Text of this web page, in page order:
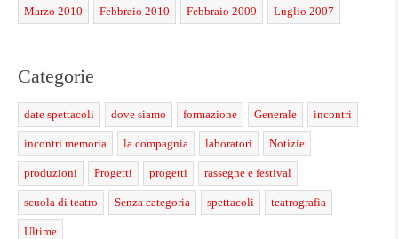
Marzo 2010 Febbraio 2010 Febbraio 2009 Luglio 2007
Categorie
date spettacoli dove siamo formazione Generale incontri
incontri memoria la compagnia laboratori Notizie
produzioni Progetti progetti rassegne e festival
scuola di teatro Senza categoria spettacoli teatrografia
Ultime